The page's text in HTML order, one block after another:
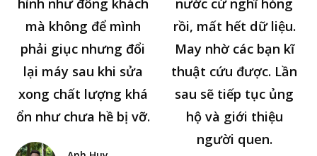
mà không để mình
phải giục nhưng đổi
lại máy sau khi sửa
xong chất lượng khá
ổn như chưa hề bị vỡ.
rồi, mất hết dữ liệu.
May nhờ các bạn kĩ
thuật cứu được. Lần
sau sẽ tiếp tục ủng
hộ và giới thiệu
người quen.